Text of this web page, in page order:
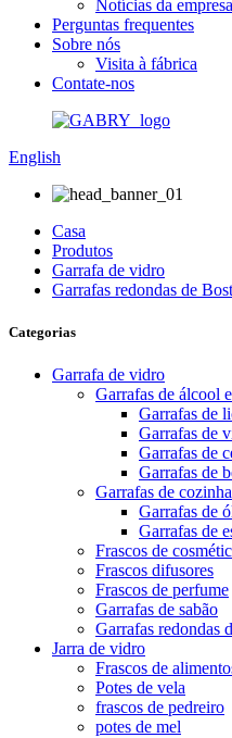
Notícias da empresa
Perguntas frequentes
Sobre nós
Visita à fábrica
Contate-nos
English
Casa
Produtos
Garrafa de vidro
Garrafas redondas de
Categorias
Garrafa de vidro
Garrafas de álcool
Garrafas de
Garrafas de
Garrafas de
Garrafas de
Garrafas de cozinha
Garrafas de
Garrafas de
Frascos de
Frascos difusores
Frascos de perfume
Garrafas de sabão
Garrafas redondas
Jarra de vidro
Frascos de
Potes de vela
frascos de pedreiro
potes de mel